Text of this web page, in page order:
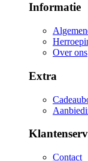
Informatie
Over ons
Extra
Contact